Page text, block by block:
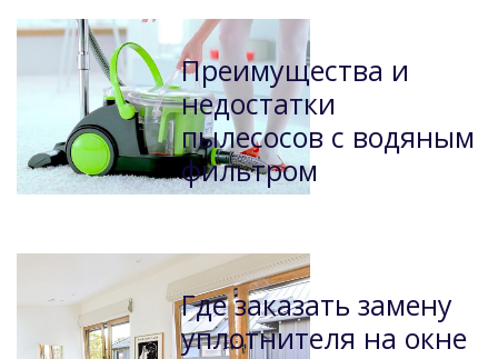
Преимущества и
недостатки
пылесосов с водяным
фильтром
Где заказать замену
уплотнителя на окне